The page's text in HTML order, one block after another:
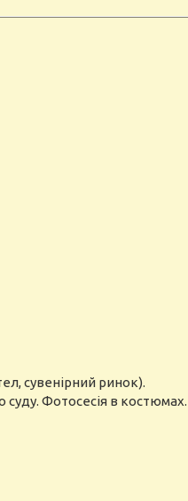
сувенірний ринок).
суду. Фотосесія в костюмах.